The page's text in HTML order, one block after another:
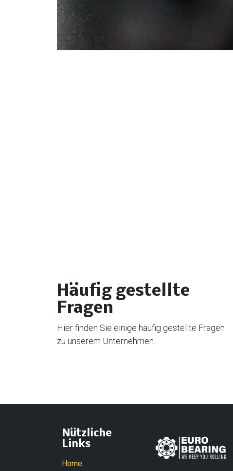
Häufig gestellte
Fragen
Hier finden Sie einige häufig gestellte Fragen
zu unserem Unternehmen.
Nützliche
Links
Home